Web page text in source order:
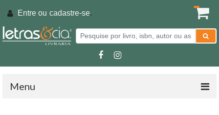
Entre ou cadastre-se.
Menu